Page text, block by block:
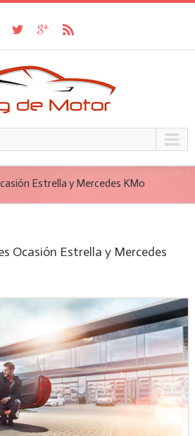
Estrella y Mercedes KM0
Ocasión Estrella y Mercedes